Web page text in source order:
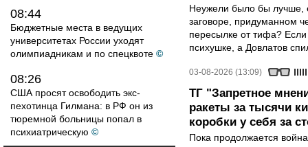
08:44
Бюджетные места в ведущих
университетах России уходят
олимпиадникам и по спецквоте ©
08:26
США просят освободить экс-
пехотинца Гилмана: в РФ он из
тюремной больницы попал в
психиатрическую ©
Неужели было бы лучше,
заговоре, придуманном
пересылке от тифа?
психушке, а Довлатов
03-08-2026 (13:09)
ТГ "Запретное
ракеты за тысячи
коробки у себя за
Пока продолжается